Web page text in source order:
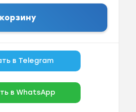
в Telegram
в WhatsApp